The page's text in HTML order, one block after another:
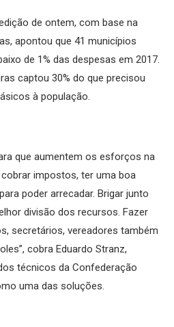
de ontem, com base na
apontou que 41 municípios
de 1% das despesas em 2017.
captou 30% do que precisou
à população.
que aumentem os esforços na
impostos, ter uma boa
poder arrecadar. Brigar junto
divisão dos recursos. Fazer
secretários, vereadores também
cobra Eduardo Stranz,
técnicos da Confederação
uma das soluções.